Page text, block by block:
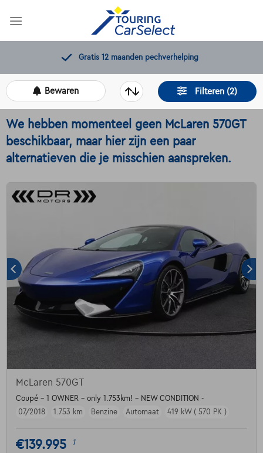
Gratis 12 maanden pechverhelping
Filteren (2)
Bewaren
We hebben momenteel geen McLaren 570GT
beschikbaar, maar hier zijn een paar
alternatieven die je misschien aanspreken.
McLaren 570GT
Coupé - 1 OWNER - only 1.753km! - NEW CONDITION -
07/2018
1.753 km Benzine Automaat 419 kW ( 570 PK )
€139.995 1